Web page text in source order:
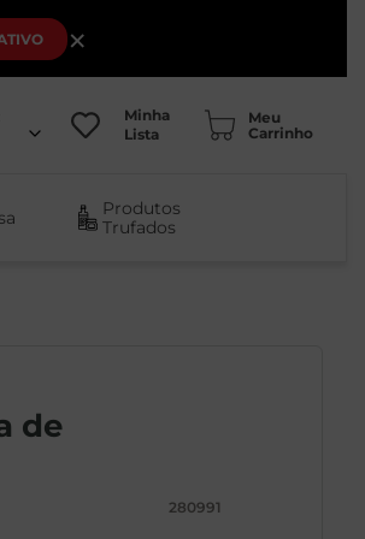
×
Minha
Lista
Produtos
Trufados
de
280991